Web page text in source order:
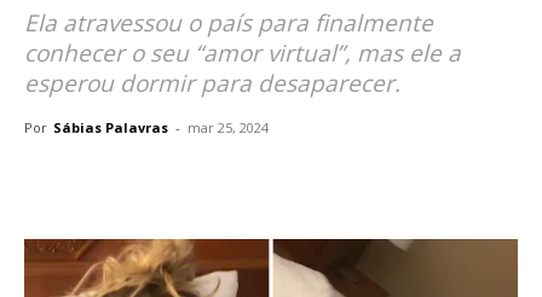
Ela atravessou o país para finalmente
conhecer o seu “amor virtual”, mas ele a
esperou dormir para desaparecer.
Por Sábias Palavras - mar 25, 2024